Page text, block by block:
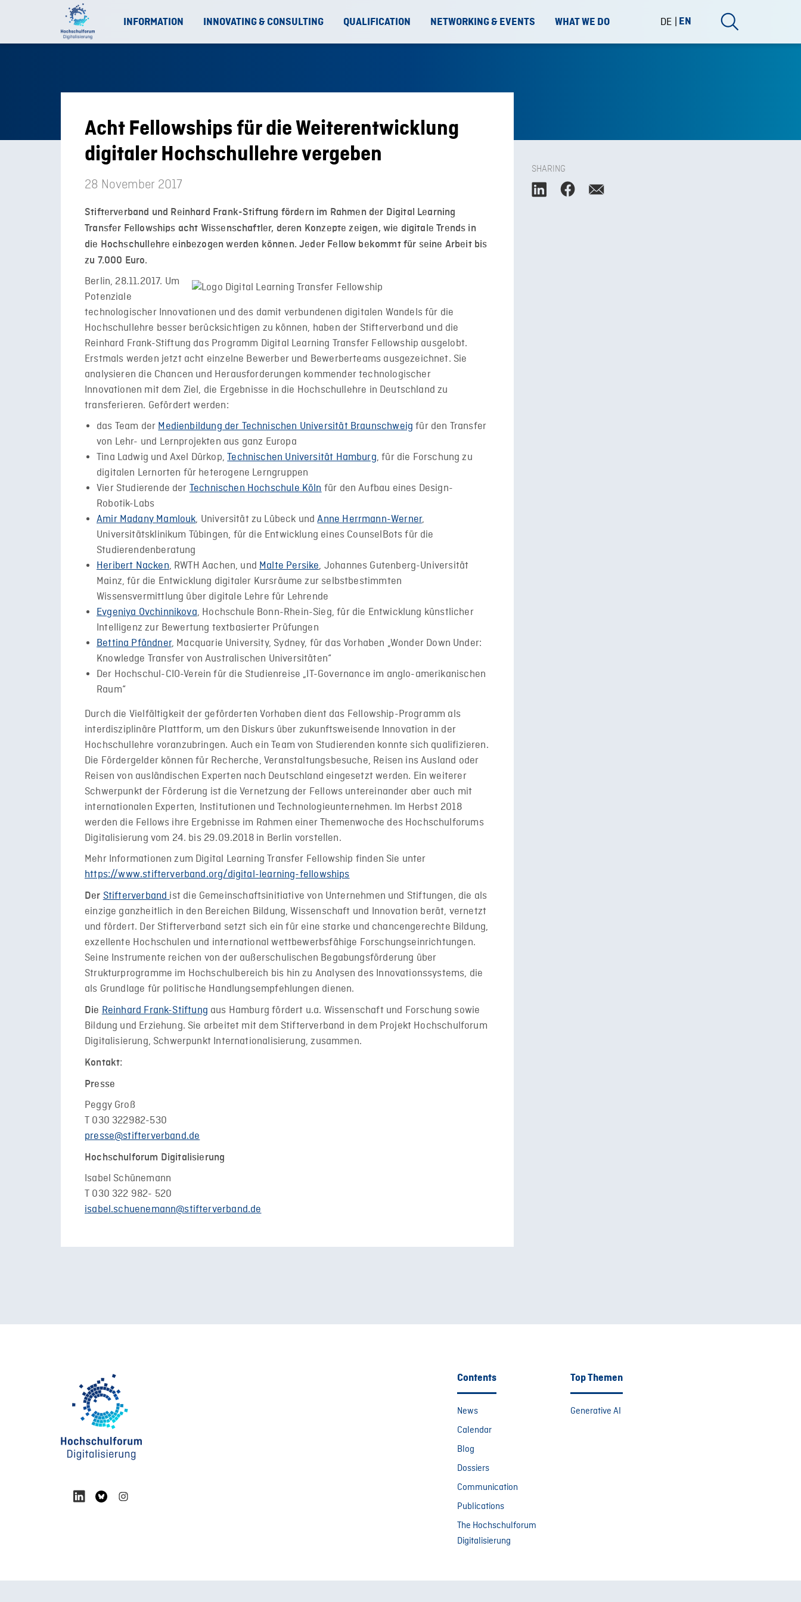
INFORMATION INNOVATING & CONSULTING QUALIFICATION NETWORKING & EVENTS WHAT WE DO DE EN
Acht Fellowships für die Weiterentwicklung
digitaler Hochschullehre vergeben
28 November 2017
Stifterverband und Reinhard Frank-Stiftung fördern im Rahmen der Digital Learning
Transfer Fellowships acht Wissenschaftler, deren Konzepte zeigen, wie digitale Trends in
die Hochschullehre einbezogen werden können. Jeder Fellow bekommt für seine Arbeit bis
zu 7.000 Euro.
Berlin, 28.11.2017. Um
Potenziale
technologischer Innovationen und des damit verbundenen digitalen Wandels für die
Hochschullehre besser berücksichtigen zu können, haben der Stifterverband und die
Reinhard Frank-Stiftung das Programm Digital Learning Transfer Fellowship ausgelobt.
Erstmals werden jetzt acht einzelne Bewerber und Bewerberteams ausgezeichnet. Sie
analysieren die Chancen und Herausforderungen kommender technologischer
Innovationen mit dem Ziel, die Ergebnisse in die Hochschullehre in Deutschland zu
transferieren. Gefördert werden:
das Team der Medienbildung der Technischen Universität Braunschweig für den Transfer
von Lehr- und Lernprojekten aus ganz Europa
Tina Ladwig und Axel Dürkop,Technischen Universität Hamburg, für die Forschung zu
digitalen Lernorten für heterogene Lerngruppen
Vier Studierende der Technischen Hochschule Köln für den Aufbau eines Design-
Robotik-Labs
Amir Madany Mamlouk, Universität zu Lübeck undAnne Herrmann-Werner,
Universitätsklinikum Tübingen, für die Entwicklung eines CounselBots für die
Studierendenberatung
Heribert Nacken, RWTH Aachen, und Malte Persike, Johannes Gutenberg-Universität
Mainz, für die Entwicklung digitaler Kursräume zur selbstbestimmten
Wissensvermittlung über digitale Lehre für Lehrende
Evgeniya Ovchinnikova, Hochschule Bonn-Rhein-Sieg, für die Entwicklung künstlicher
Intelligenz zur Bewertung textbasierter Prüfungen
Bettina Pfändner, Macquarie University, Sydney, für das Vorhaben „Wonder Down Under:
Knowledge Transfer von Australischen Universitäten“
Der Hochschul-CIO-Verein für die Studienreise „IT-Governance im anglo-amerikanischen
Raum“
Durch die Vielfältigkeit der geförderten Vorhaben dient das Fellowship-Programm als
interdisziplinäre Plattform, um den Diskurs über zukunftsweisende Innovation in der
Hochschullehre voranzubringen. Auch ein Team von Studierenden konnte sich qualifizieren.
Die Fördergelder können für Recherche, Veranstaltungsbesuche, Reisen ins Ausland oder
Reisen von ausländischen Experten nach Deutschland eingesetzt werden. Ein weiterer
Schwerpunkt der Förderung ist die Vernetzung der Fellows untereinander aber auch mit
internationalen Experten, Institutionen und Technologieunternehmen. Im Herbst 2018
werden die Fellows ihre Ergebnisse im Rahmen einer Themenwoche des Hochschulforums
Digitalisierung vom 24. bis 29.09.2018 in Berlin vorstellen.
Mehr Informationen zum Digital Learning Transfer Fellowship finden Sie unter
https://www.stifterverband.org/digital-learning-fellowships
Der Stifterverband ist die Gemeinschaftsinitiative von Unternehmen und Stiftungen, die als
einzige ganzheitlich in den Bereichen Bildung, Wissenschaft und Innovation berät, vernetzt
und fördert. Der Stifterverband setzt sich ein für eine starke und chancengerechte Bildung,
exzellente Hochschulen und international wettbewerbsfähige Forschungseinrichtungen.
Seine Instrumente reichen von der außerschulischen Begabungsförderung über
Strukturprogramme im Hochschulbereich bis hin zu Analysen des Innovationssystems, die
als Grundlage für politische Handlungsempfehlungen dienen.
Die Reinhard Frank-Stiftung aus Hamburg fördert u.a. Wissenschaft und Forschung sowie
Bildung und Erziehung. Sie arbeitet mit dem Stifterverband in dem Projekt Hochschulforum
Digitalisierung, Schwerpunkt Internationalisierung, zusammen.
Kontakt:
Presse
Peggy Groß
T 030 322982-530
presse@stifterverband.de
Hochschulforum Digitalisierung
Isabel Schünemann
T 030 322 982- 520
isabel.schuenemann@stifterverband.de
SHARING
Contents
News
Calendar
Blog
Dossiers
Communication
Publications
The Hochschulforum
Digitalisierung
Top Themen
Generative AI